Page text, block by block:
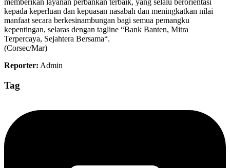
memberikan layanan perbankan terbaik, yang selalu berorientasi
kepada keperluan dan kepuasan nasabah dan meningkatkan nilai
manfaat secara berkesinambungan bagi semua pemangku
kepentingan, selaras dengan tagline “Bank Banten, Mitra
Terpercaya, Sejahtera Bersama“.
(Corsec/Mar)
Reporter: Admin
Tag